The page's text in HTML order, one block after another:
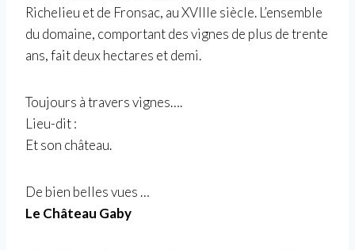
Richelieu et de Fronsac, au XVIIIe siècle. L’ensemble
du domaine, comportant des vignes de plus de trente
ans, fait deux hectares et demi.
Toujours à travers vignes….
Lieu-dit :
Et son château.
De bien belles vues …
Le Château Gaby